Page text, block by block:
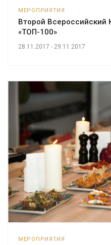
МЕРОПРИЯТИЯ
Второй Всероссийский
«ТОП-100»
28.11.2017 - 29.11.2017
МЕРОПРИЯТИЯ